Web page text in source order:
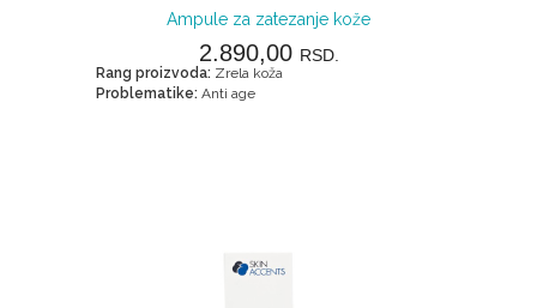
Ampule za zatezanje kože
2.890,00 RSD.
Rang proizvoda: Zrela koža
Problematike: Anti age